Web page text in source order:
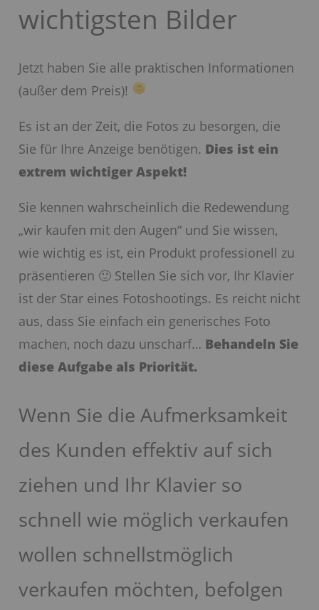
wichtigsten Bilder
Jetzt haben Sie alle praktischen Informationen
(außer dem Preis)!
Es ist an der Zeit, die Fotos zu besorgen, die
Sie für Ihre Anzeige benötigen. Dies ist ein
extrem wichtiger Aspekt!
Sie kennen wahrscheinlich die Redewendung
„wir kaufen mit den Augen“ und Sie wissen,
wie wichtig es ist, ein Produkt professionell zu
präsentieren 🙂 Stellen Sie sich vor, Ihr Klavier
ist der Star eines Fotoshootings. Es reicht nicht
aus, dass Sie einfach ein generisches Foto
machen, noch dazu unscharf… Behandeln Sie
diese Aufgabe als Priorität.
Wenn Sie die Aufmerksamkeit
des Kunden effektiv auf sich
ziehen und Ihr Klavier so
schnell wie möglich verkaufen
wollen schnellstmöglich
verkaufen möchten, befolgen